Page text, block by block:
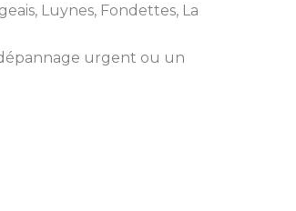
Luynes, Fondettes, La
urgent ou un